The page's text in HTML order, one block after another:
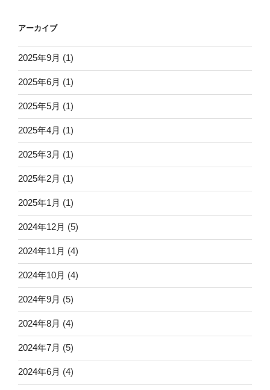
アーカイブ
2025年9月 (1)
2025年6月 (1)
2025年5月 (1)
2025年4月 (1)
2025年3月 (1)
2025年2月 (1)
2025年1月 (1)
2024年12月 (5)
2024年11月 (4)
2024年10月 (4)
2024年9月 (5)
2024年8月 (4)
2024年7月 (5)
2024年6月 (4)